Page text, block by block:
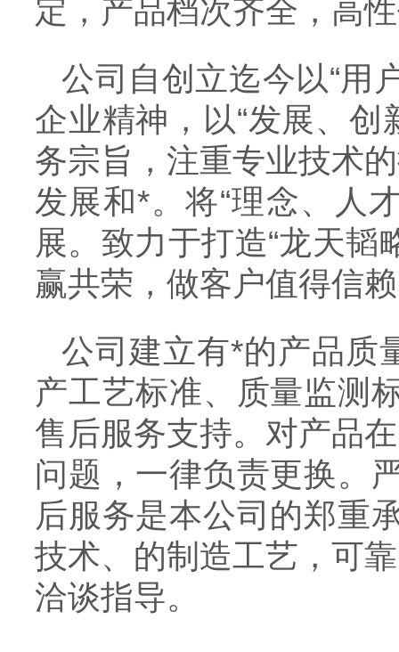
定，产品档次齐全，高
公司自创立迄今以“用
企业精神，以“发展、创
务宗旨，注重专业技术
发展和*。将“理念、人
展。致力于打造“龙天
赢共荣，做客户值得信
公司建立有*的产品质
产工艺标准、质量监测
售后服务支持。对产品
问题，一律负责更换。
后服务是本公司的郑重
技术、的制造工艺，可
洽谈指导。